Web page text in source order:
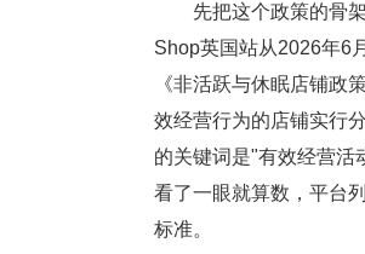
先把这个政策的骨架
Shop英国站从2026年6
《非活跃与休眠店铺政
效经营行为的店铺实行
的关键词是"有效经营
看了一眼就算数，平台
标准。